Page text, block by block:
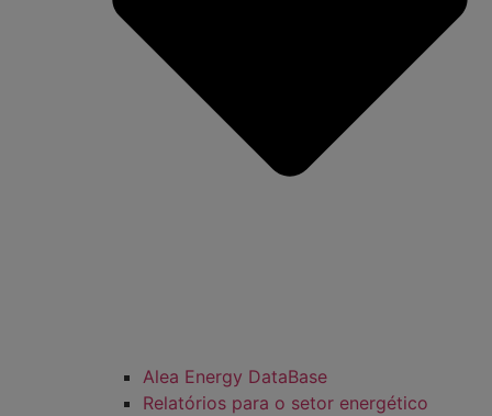
Alea Energy DataBase
Relatórios para o setor energético